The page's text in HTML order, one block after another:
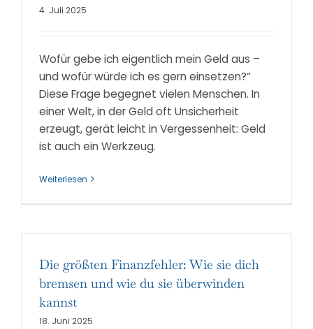
4. Juli 2025
Wofür gebe ich eigentlich mein Geld aus –
und wofür würde ich es gern einsetzen?“
Diese Frage begegnet vielen Menschen. In
einer Welt, in der Geld oft Unsicherheit
erzeugt, gerät leicht in Vergessenheit: Geld
ist auch ein Werkzeug.
Weiterlesen
Die größten Finanzfehler: Wie sie dich
bremsen und wie du sie überwinden
kannst
18. Juni 2025